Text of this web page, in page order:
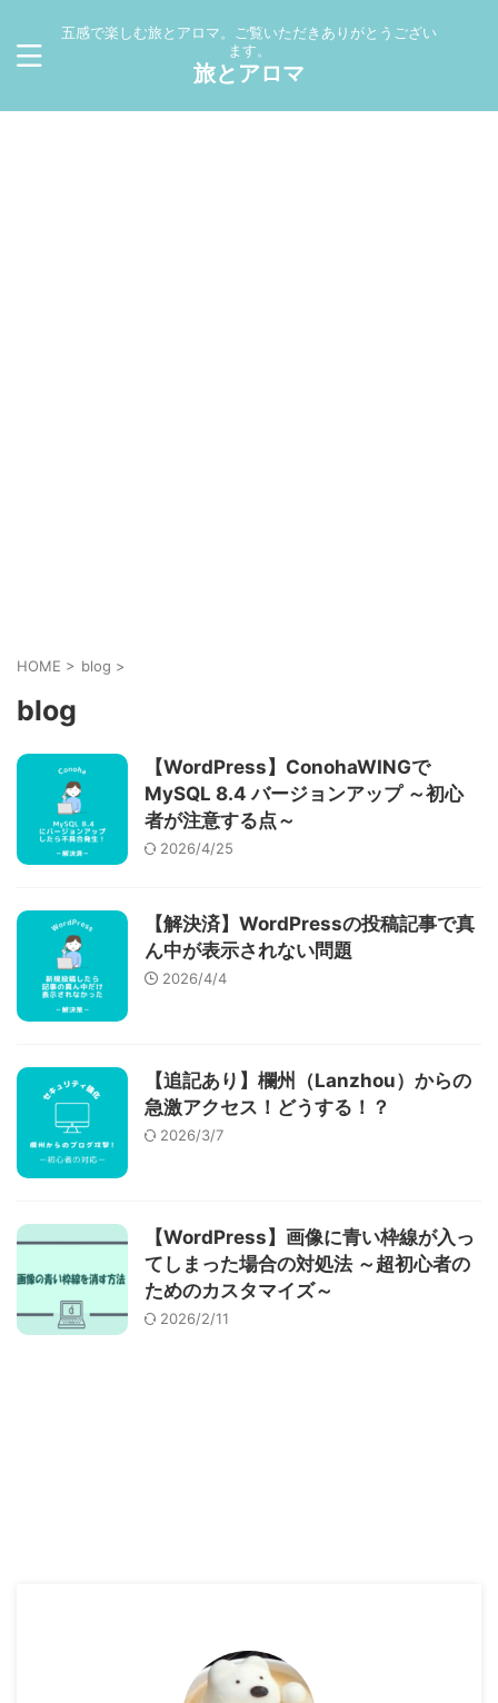
五感で楽しむ旅とアロマ。ご覧いただきありがとうござい
ます。
旅とアロマ
HOME > blog >
blog
【WordPress】ConohaWINGで
MySQL 8.4 バージョンアップ ～初心
者が注意する点～
2026/4/25
【解決済】WordPressの投稿記事で真
ん中が表示されない問題
2026/4/4
【追記あり】欄州（Lanzhou）からの
急激アクセス！どうする！？
2026/3/7
【WordPress】画像に青い枠線が入っ
てしまった場合の対処法 ～超初心者の
ためのカスタマイズ～
2026/2/11